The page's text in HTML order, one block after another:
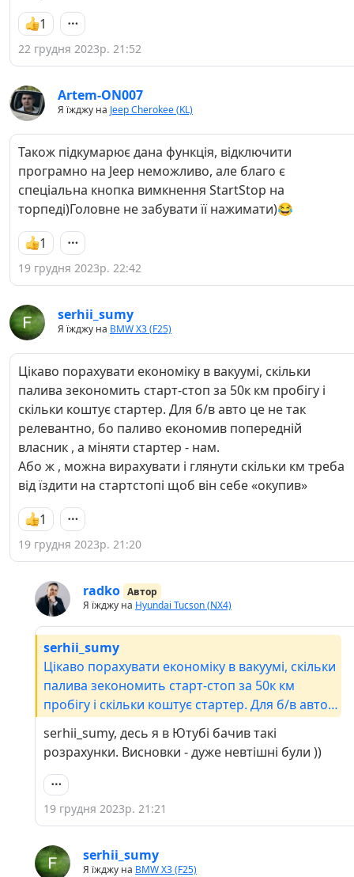
1
22 грудня 2023р. 21:52
Artem-ON007
Я їжджу на Jeep Cherokee (KL)
Також підкумарює дана функція, відключити
програмно на Jeep неможливо, але благо є
спеціальна кнопка вимкнення StartStop на
торпеді)Головне не забувати її нажимати)😂
1
19 грудня 2023р. 22:42
serhii_sumy
Я їжджу на BMW X3 (F25)
Цікаво порахувати економіку в вакуумі, скільки
палива зекономить старт-стоп за 50к км пробігу і
скільки коштує стартер. Для б/в авто це не так
релевантно, бо паливо економив попередній
власник , а міняти стартер - нам.
Або ж , можна вирахувати і глянути скільки км треба
від їздити на стартстопі щоб він себе «окупив»
1
19 грудня 2023р. 21:20
radko Автор
Я їжджу на Hyundai Tucson (NX4)
serhii_sumy
Цікаво порахувати економіку в вакуумі, скільки
палива зекономить старт-стоп за 50к км
пробігу і скільки коштує стартер. Для б/в авто
це не так релевантно, бо паливо економив
попередній власник , а міняти стартер - нам.
Або ж , можна вирахувати і глянути скільки км
треба від їздити на стартстопі щоб він себе
«окупив»
serhii_sumy, десь я в Ютубі бачив такі
розрахунки. Висновки - дуже невтішні були ))
19 грудня 2023р. 21:21
serhii_sumy
Я їжджу на BMW X3 (F25)